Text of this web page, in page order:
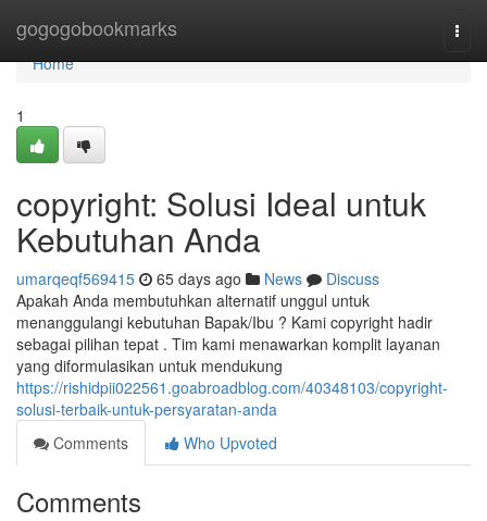
gogogobookmarks
Home
Home
1
copyright: Solusi Ideal untuk
Kebutuhan Anda
umarqeqf569415 65 days ago News
Discuss
Apakah Anda membutuhkan alternatif unggul untuk
menanggulangi kebutuhan Bapak/Ibu ? Kami copyright hadir
sebagai pilihan tepat . Tim kami menawarkan komplit layanan
yang diformulasikan untuk mendukung
https://rishidpii022561.goabroadblog.com/40348103/copyright-
solusi-terbaik-untuk-persyaratan-anda
Comments
Who Upvoted
Comments